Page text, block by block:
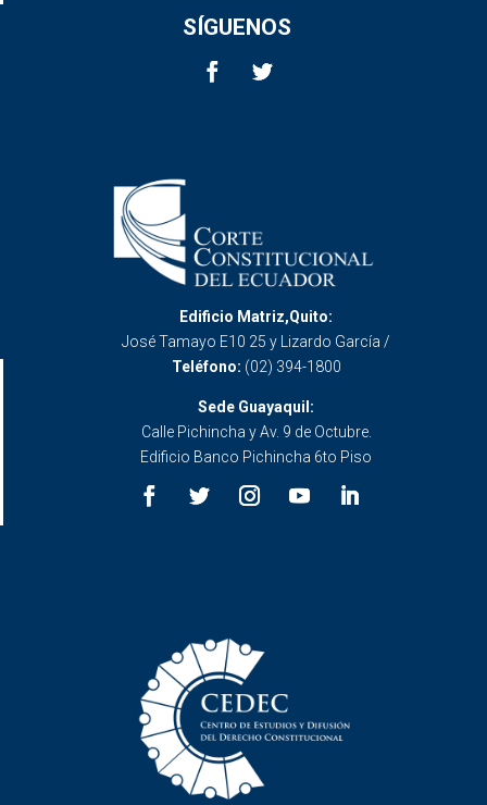
SÍGUENOS
Edificio Matriz,Quito:
José Tamayo E10 25 y Lizardo García /
Teléfono: (02) 394-1800
Sede Guayaquil:
Calle Pichincha y Av. 9 de Octubre.
Edificio Banco Pichincha 6to Piso